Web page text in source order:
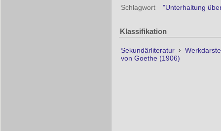
Schlagwort "Unterhaltung
Klassifikation
Sekundärliteratur ›
von Goethe (1906)